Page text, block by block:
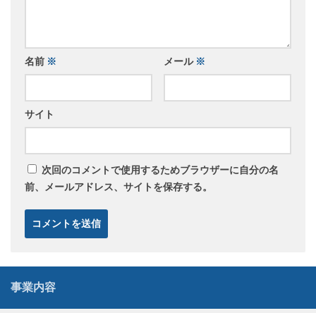
名前 ※ メール ※
サイト
次回のコメントで使用するためブラウザーに自分の名
前、メールアドレス、サイトを保存する。
事業内容